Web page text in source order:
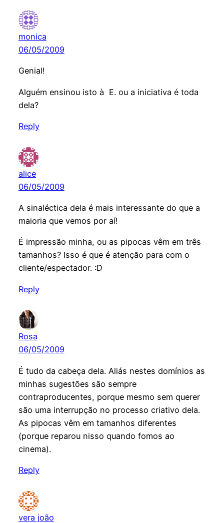
monica
06/05/2009
Genial!
Alguém ensinou isto à E. ou a iniciativa é toda
dela?
Reply
alice
06/05/2009
A sinaléctica dela é mais interessante do que a
maioria que vemos por aí!
É impressão minha, ou as pipocas vêm em três
tamanhos? Isso é que é atenção para com o
cliente/espectador. :D
Reply
Rosa
06/05/2009
É tudo da cabeça dela. Aliás nestes domínios as
minhas sugestões são sempre
contraproducentes, porque mesmo sem querer
são uma interrupção no processo criativo dela.
As pipocas vêm em tamanhos diferentes
(porque reparou nisso quando fomos ao
cinema).
Reply
vera joão